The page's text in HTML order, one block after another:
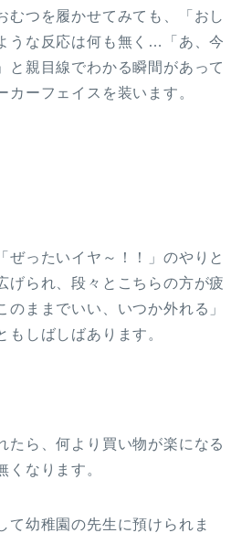
むつを履かせてみても、「おし
うな反応は何も無く…「あ、今
と親目線でわかる瞬間があって
カーフェイスを装います。
ぜったいイヤ～！！」のやりと
げられ、段々とこちらの方が疲
のままでいい、いつか外れる」
もしばしばあります。
たら、何より買い物が楽になる
くなります。
て幼稚園の先生に預けられま